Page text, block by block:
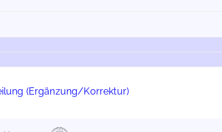
(Ergänzung/Korrektur)